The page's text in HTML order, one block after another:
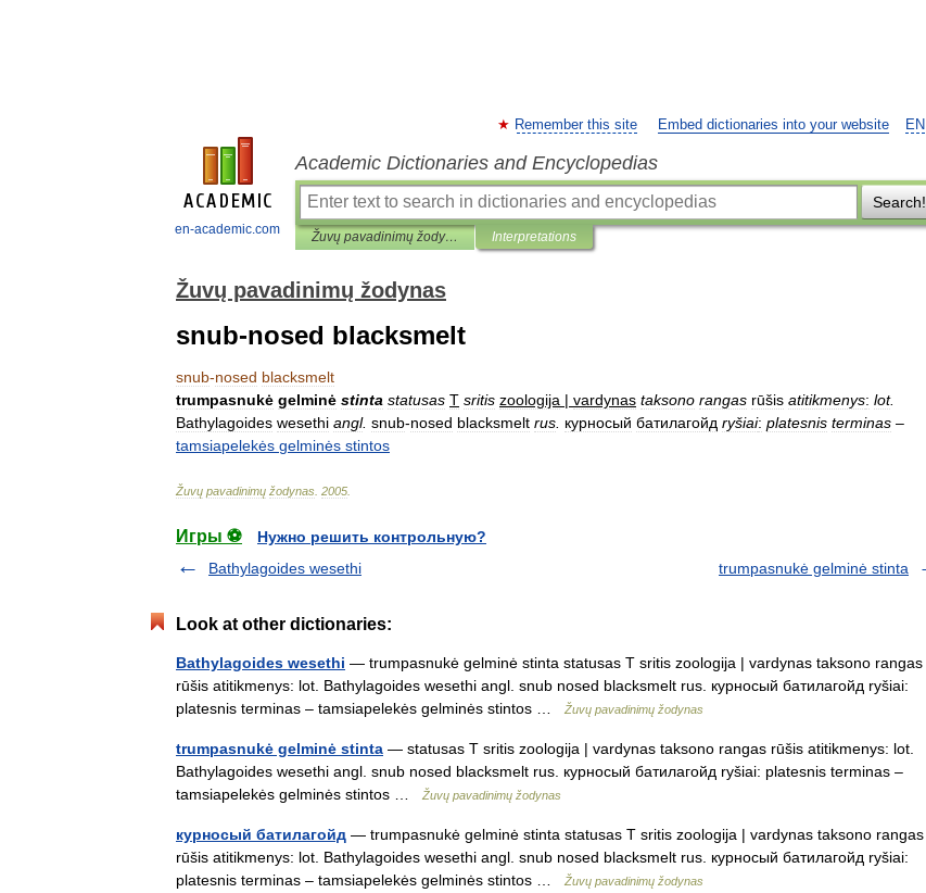
en-academic.com
EN
Remember this site Embed dictionaries into your website
Academic Dictionaries and Encyclopedias
Search!
Žuvų pavadinimų žodynas Interpretations
Žuvų pavadinimų žodynas
snub-nosed blacksmelt
snub-nosed blacksmelt
trumpasnukė gelminė stinta statusas T sritis zoologija | vardynas taksono rangas rūšis atitikmenys: lot.
Bathylagoides wesethi angl. snub-nosed blacksmelt rus курносый батилагойд ryšiai: platesnis terminas –
tamsiapelekės gelminės stintos
Žuvų pavadinimų žodynas 2005
Игры ⚽
Нужно решить контрольную?
Bathylagoides wesethi
trumpasnukė gelminė stinta
Look at other dictionaries:
Bathylagoides wesethi — trumpasnukė gelminė stinta statusas T sritis zoologija | vardynas taksono rangas
rūšis atitikmenys: lot. Bathylagoides wesethi angl. snub nosed blacksmelt rus. курносый батилагойд ryšiai:
platesnis terminas – tamsiapelekės gelminės stintos …
Žuvų pavadinimų žodynas
trumpasnukė gelminė stinta — statusas T sritis zoologija | vardynas taksono rangas rūšis atitikmenys: lot.
Bathylagoides wesethi angl. snub nosed blacksmelt rus. курносый батилагойд ryšiai: platesnis terminas –
tamsiapelekės gelminės stintos …
Žuvų pavadinimų žodynas
курносый батилагойд — trumpasnukė gelminė stinta statusas T sritis zoologija | vardynas taksono rangas
rūšis atitikmenys: lot. Bathylagoides wesethi angl. snub nosed blacksmelt rus. курносый батилагойд ryšiai:
platesnis terminas – tamsiapelekės gelminės stintos …
Žuvų pavadinimų žodynas